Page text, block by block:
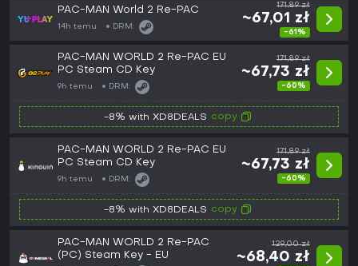
PAC-MAN World 2 Re-PAC
14h temu DRM:
171,89 zł
~67,01 zł
-61%
PAC-MAN WORLD 2 Re-PAC EU
PC Steam CD Key
9h temu DRM:
171,89 zł
~67,73 zł
-60%
-8% with XD8DEALS copy
PAC-MAN WORLD 2 Re-PAC EU
PC Steam CD Key
9h temu DRM:
171,89 zł
~67,73 zł
-60%
-8% with XD8DEALS copy
PAC-MAN WORLD 2 Re-PAC
(PC) Steam Key - EU
129,00 zł
~68,40 zł